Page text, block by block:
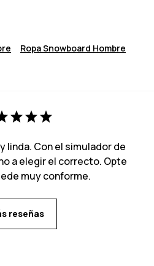
Ropa Snowboard Hombre
linda. Con el simulador de
a elegir el correcto. Opte
muy conforme.
reseñas